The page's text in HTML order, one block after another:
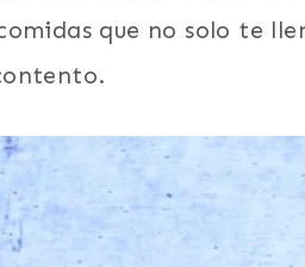
que no solo te